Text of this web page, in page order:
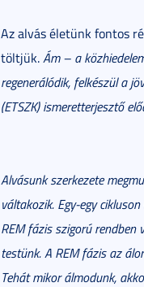
Az alvás életünk fontos
töltjük.Ám – a
regenerálódik, felkészül a
(ETSZK) ismeretterjesztő
Alvásunk szerkezete
váltakozik. Egy-egy
REM fázis szigorú rendben
testünk. A REM fázis az
Tehát mikor álmodunk,